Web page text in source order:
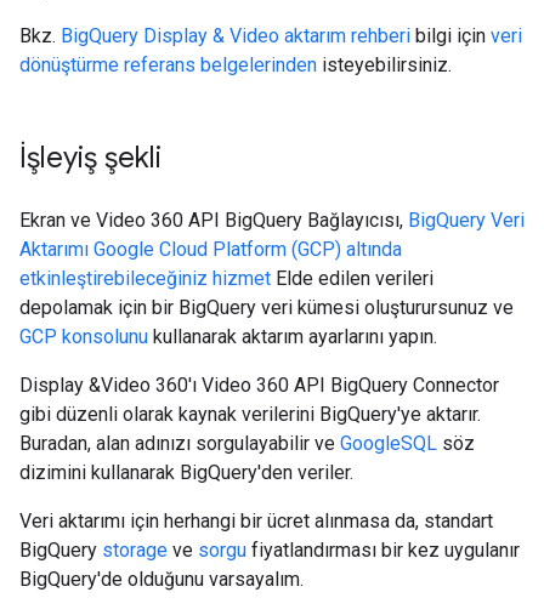
Bkz. BigQuery Display & Video aktarım rehberi bilgi için veri
dönüştürme referans belgelerinden isteyebilirsiniz.
İşleyiş şekli
Ekran ve Video 360 API BigQuery Bağlayıcısı, BigQuery Veri
Aktarımı Google Cloud Platform (GCP) altında
etkinleştirebileceğiniz hizmet Elde edilen verileri
depolamak için bir BigQuery veri kümesi oluşturursunuz ve
GCP konsolunu kullanarak aktarım ayarlarını yapın.
Display &Video 360'ı Video 360 API BigQuery Connector
gibi düzenli olarak kaynak verilerini BigQuery'ye aktarır.
Buradan, alan adınızı sorgulayabilir ve GoogleSQL söz
dizimini kullanarak BigQuery'den veriler.
Veri aktarımı için herhangi bir ücret alınmasa da, standart
BigQuery storage ve sorgu fiyatlandırması bir kez uygulanır
BigQuery'de olduğunu varsayalım.